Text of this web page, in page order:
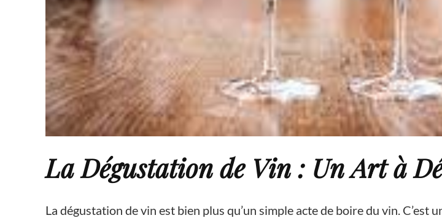
La Dégustation de Vin : Un Art à
La dégustation de vin est bien plus qu’un simple acte de boire du vin.